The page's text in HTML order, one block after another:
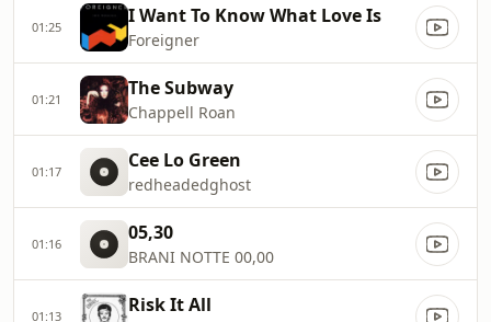
01:25 I Want To Know What Love Is
Foreigner
01:21 The Subway
Chappell Roan
01:17 Cee Lo Green
redheadedghost
01:16 05,30
BRANI NOTTE 00,00
01:13 Risk It All